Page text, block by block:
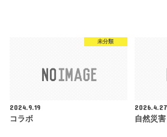
未分類
2024.9.19
コラボ
2026.4.27
自然災害